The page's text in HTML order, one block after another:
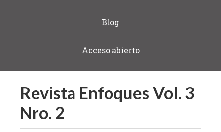
Blog
Acceso abierto
Revista Enfoques Vol. 3
Nro. 2